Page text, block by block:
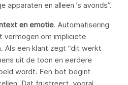
apparaten en alleen ’s avonds”.
en emotie. Automatisering
vermogen om impliciete
Als een klant zegt “dit werkt
uit de toon en eerdere
wordt. Een bot begint